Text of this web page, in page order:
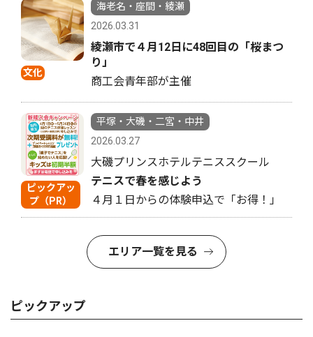
文化
海老名・座間・綾瀬
2026.03.31
綾瀬市で４月12日に48回目の「桜まつ
り」
商工会青年部が主催
ピックアッ
プ（PR）
平塚・大磯・二宮・中井
2026.03.27
大磯プリンスホテルテニススクール
テニスで春を感じよう
４月１日からの体験申込で「お得！」
エリア一覧を見る
ピックアップ